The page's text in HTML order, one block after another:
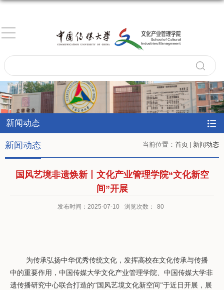
新闻动态
当前位置： 首页 新闻动态
新闻动态
国风艺境非遗焕新丨文化产业管理学院“文化新空
间”开展
发布时间：2025-07-10 浏览次数： 80
为传承弘扬中华优秀传统文化，发挥高校在文化传承与传播
中的重要作用，中国传媒大学文化产业管理学院、中国传媒大学非
遗传播研究中心联合打造的“国风艺境文化新空间”于近日开展，展